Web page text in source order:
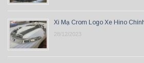
Xi Mạ Crom Logo Xe Hino
28/12/2023